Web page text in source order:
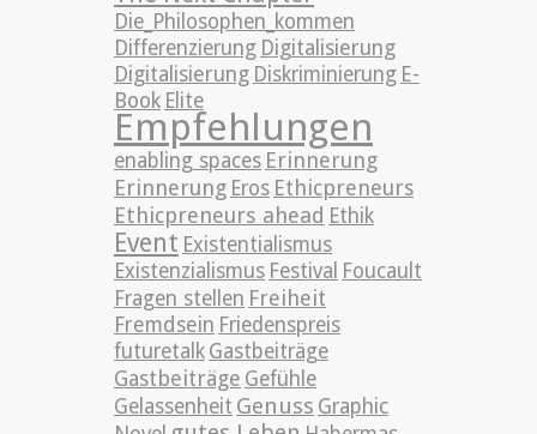
Die_Philosophen_kommen
Differenzierung Digitalisierung
Digitalisierung Diskriminierung E-
Book Elite
Empfehlungen
enabling spaces Erinnerung
Erinnerung Eros Ethicpreneurs
Ethicpreneurs ahead Ethik
Event Existentialismus
Existenzialismus Festival Foucault
Fragen stellen Freiheit
Fremdsein Friedenspreis
futuretalk Gastbeiträge
Gastbeiträge Gefühle
Gelassenheit Genuss Graphic